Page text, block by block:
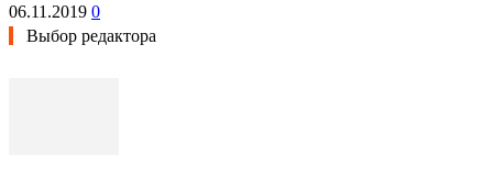
06.11.2019 0
Выбор редактора